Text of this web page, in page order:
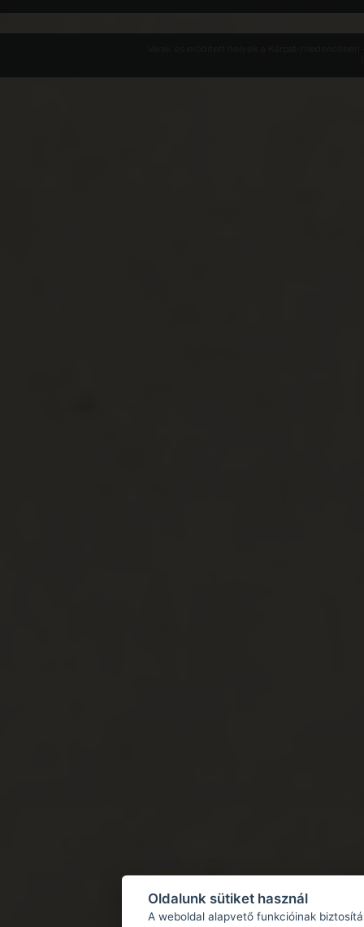
Oldalunk sütiket használ
A weboldal alapvető funkcióinak